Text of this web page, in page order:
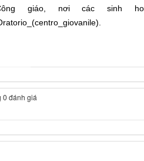
giáo, nơi các sinh
0 đánh giá